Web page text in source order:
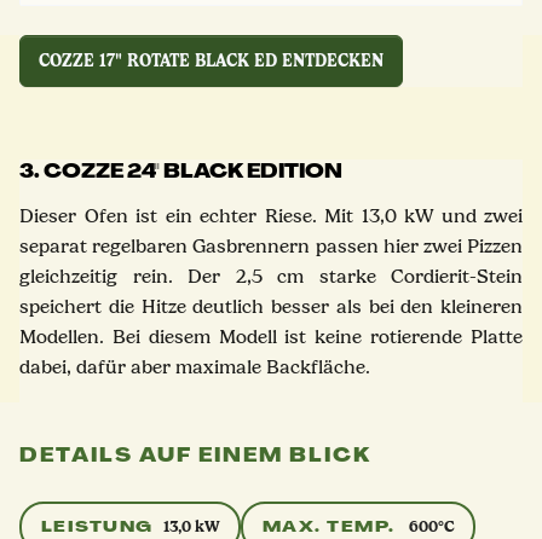
COZZE 17" ROTATE BLACK ED ENTDECKEN
3. COZZE 24'' BLACK EDITION
Dieser Ofen ist ein echter Riese. Mit 13,0 kW und zwei
separat regelbaren Gasbrennern passen hier zwei Pizzen
gleichzeitig rein. Der 2,5 cm starke Cordierit-Stein
speichert die Hitze deutlich besser als bei den kleineren
Modellen. Bei diesem Modell ist keine rotierende Platte
dabei, dafür aber maximale Backfläche.
DETAILS AUF EINEM BLICK
LEISTUNG 13,0 kW MAX. TEMP. 600°C